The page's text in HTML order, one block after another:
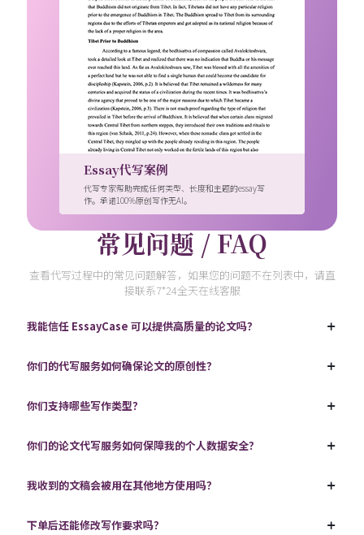
Essay代写案例
代写专家帮助完成任何类型、长度和主题的essay写
作。承诺100%原创写作无AI。
常见问题 / FAQ
查看代写过程中的常见问题解答，如果您的问题不在列表中，请直
接联系7*24全天在线客服
我能信任 EssayCase 可以提供高质量的论文吗？
你们的代写服务如何确保论文的原创性？
你们支持哪些写作类型？
你们的论文代写服务如何保障我的个人数据安全？
我收到的文稿会被用在其他地方使用吗？
下单后还能修改写作要求吗？